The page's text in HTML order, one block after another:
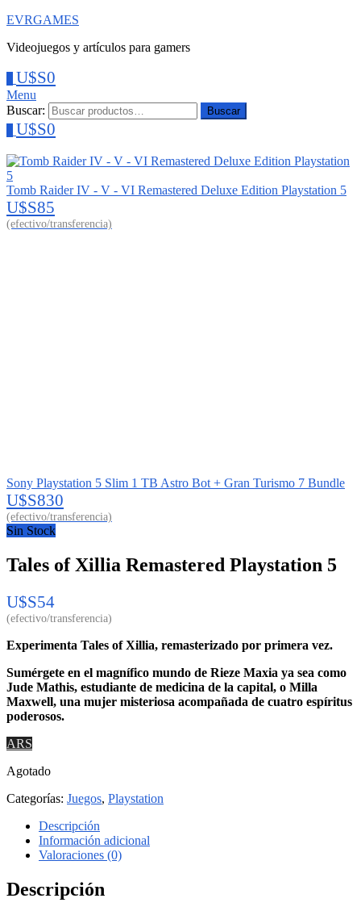
EVRGAMES
Videojuegos y artículos para gamers
U$S0
Menu
Buscar:
Buscar
U$S0
Tomb Raider IV - V - VI Remastered Deluxe Edition Playstation 5
U$S85
Sony Playstation 5 Slim 1 TB Astro Bot + Gran Turismo 7 Bundle
U$S830
Sin Stock
Tales of Xillia Remastered Playstation 5
U$S54
Experimenta Tales of Xillia, remasterizado por primera vez.
Sumérgete en el magnífico mundo de Rieze Maxia ya sea como
Jude Mathis, estudiante de medicina de la capital, o Milla
Maxwell, una mujer misteriosa acompañada de cuatro espíritus
poderosos.
ARS
Agotado
Categorías: Juegos, Playstation
Descripción
Información adicional
Valoraciones (0)
Descripción